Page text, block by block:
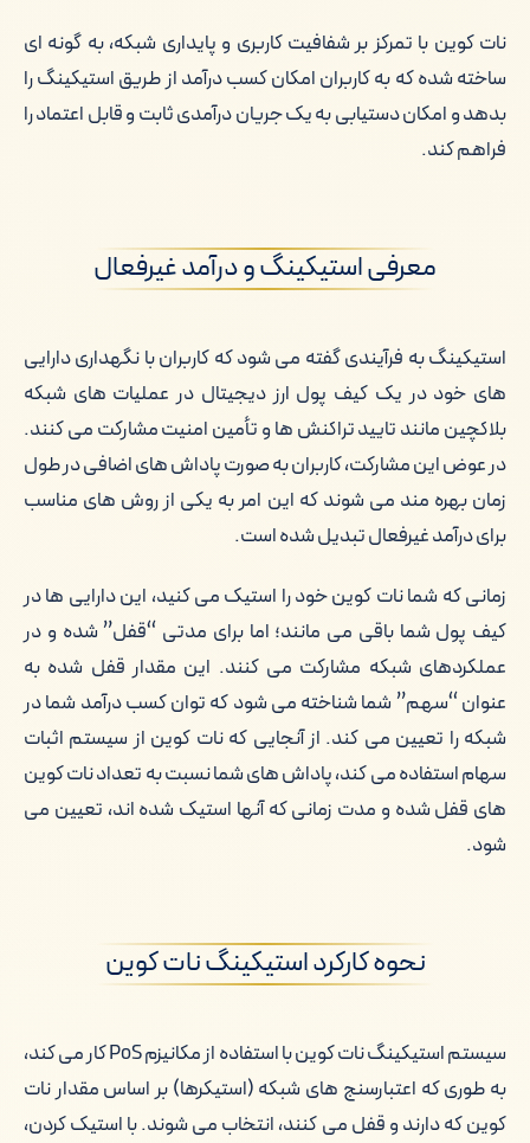
نات کوین با تمرکز بر شفافیت کاربری و پایداری شبکه، به گونه ای
ساخته شده که به کاربران امکان کسب درآمد از طریق استیکینگ را
بدهد و امکان دستیابی به یک جریان درآمدی ثابت و قابل اعتماد را
فراهم کند.
معرفی استیکینگ و درآمد غیرفعال
استیکینگ به فرآیندی گفته می شود که کاربران با نگهداری دارایی
های خود در یک کیف پول ارز دیجیتال در عملیات های شبکه
بلاکچین مانند تایید تراکنش ها و تأمین امنیت مشارکت می کنند.
در عوض این مشارکت، کاربران به صورت پاداش های اضافی در طول
زمان بهره مند می شوند که این امر به یکی از روش های مناسب
برای درآمد غیرفعال تبدیل شده است.
زمانی که شما نات کوین خود را استیک می کنید، این دارایی ها در
کیف پول شما باقی می مانند؛ اما برای مدتی “قفل” شده و در
عملکردهای شبکه مشارکت می کنند. این مقدار قفل شده به
عنوان “سهم” شما شناخته می شود که توان کسب درآمد شما در
شبکه را تعیین می کند. از آنجایی که نات کوین از سیستم اثبات
سهام استفاده می کند، پاداش های شما نسبت به تعداد نات کوین
های قفل شده و مدت زمانی که آنها استیک شده اند، تعیین می
شود.
نحوه کارکرد استیکینگ نات کوین
سیستم استیکینگ نات کوین با استفاده از مکانیزم PoS کار می کند،
به طوری که اعتبارسنج های شبکه (استیکرها) بر اساس مقدار نات
کوین که دارند و قفل می کنند، انتخاب می شوند. با استیک کردن،